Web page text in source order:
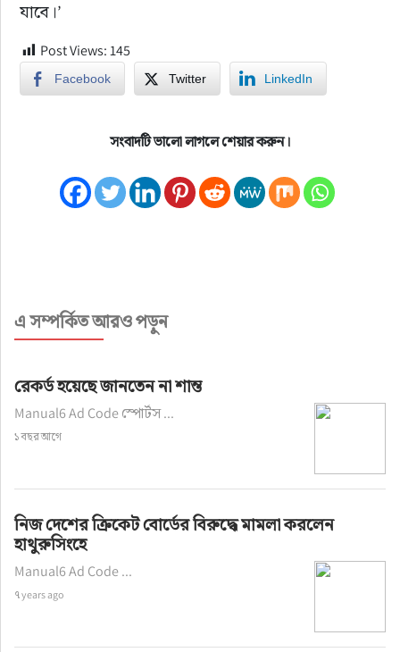
যাবে।’
Post Views:145
Facebook Twitter LinkedIn
সংবাদটি ভালো লাগলে শেয়ার করুন।
এ সম্পর্কিত আরও পড়ুন
রেকর্ড হয়েছে জানতেন না শান্ত
Manual6 Ad Code স্পোর্টস ...
১ বছর আগে
নিজ দেশের ক্রিকেট বোর্ডের বিরুদ্ধে মামলা করলেন
হাথুরুসিংহে
Manual6 Ad Code ...
৭ years ago